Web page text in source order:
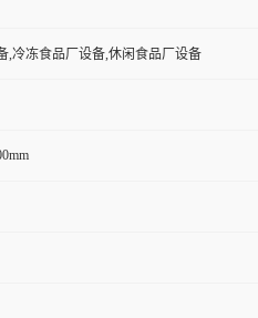
,冷冻食品厂设备,休闲食品厂设备